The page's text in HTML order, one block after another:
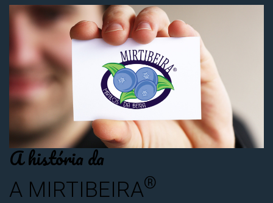
A história da
A MIRTIBEIRA®